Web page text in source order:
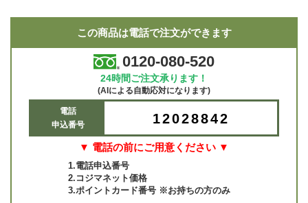
この商品は電話で注文ができます
0120-080-520
24時間ご注文承ります！
(AIによる自動応対になります)
電話
申込番号
12028842
▼ 電話の前にご用意ください ▼
1.電話申込番号
2.コジマネット価格
3.ポイントカード番号 ※お持ちの方のみ